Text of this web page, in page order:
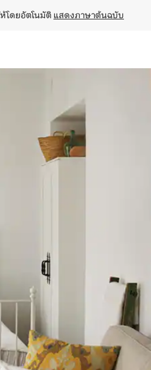
โดยอัตโนมัติ แสดงภาษาต้นฉบับ